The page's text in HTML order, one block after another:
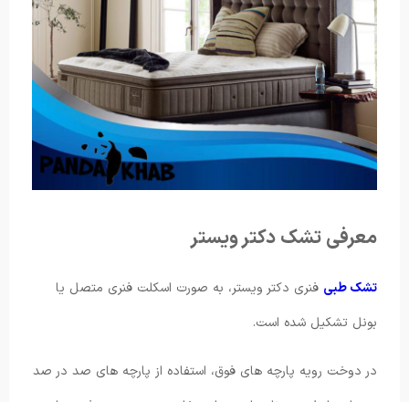
معرفی تشک دکتر ویستر
تشک طبی فنری دکتر ویستر، به صورت اسکلت فنری متصل یا
بونل تشکیل شده است.
در دوخت رویه پارچه های فوق، استفاده از پارچه های صد در صد